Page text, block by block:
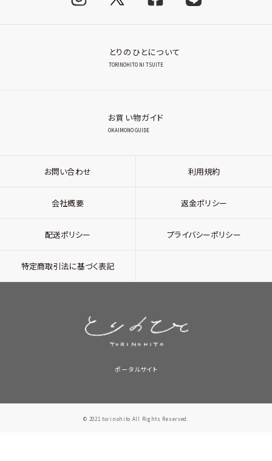
とりのひとについて
TORINOHITO NI TSUITE
お買い物ガイド
OKAIMONO GUIDE
お問い合わせ 利用規約
会社概要 返金ポリシー
配送ポリシー プライバシーポリシー
特定商取引法に基づく表記
ポータルサイト
© 2021 torinohito All Rights Reserved.